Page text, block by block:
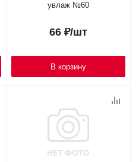
увлаж №60
66 ₽/шт
В корзину